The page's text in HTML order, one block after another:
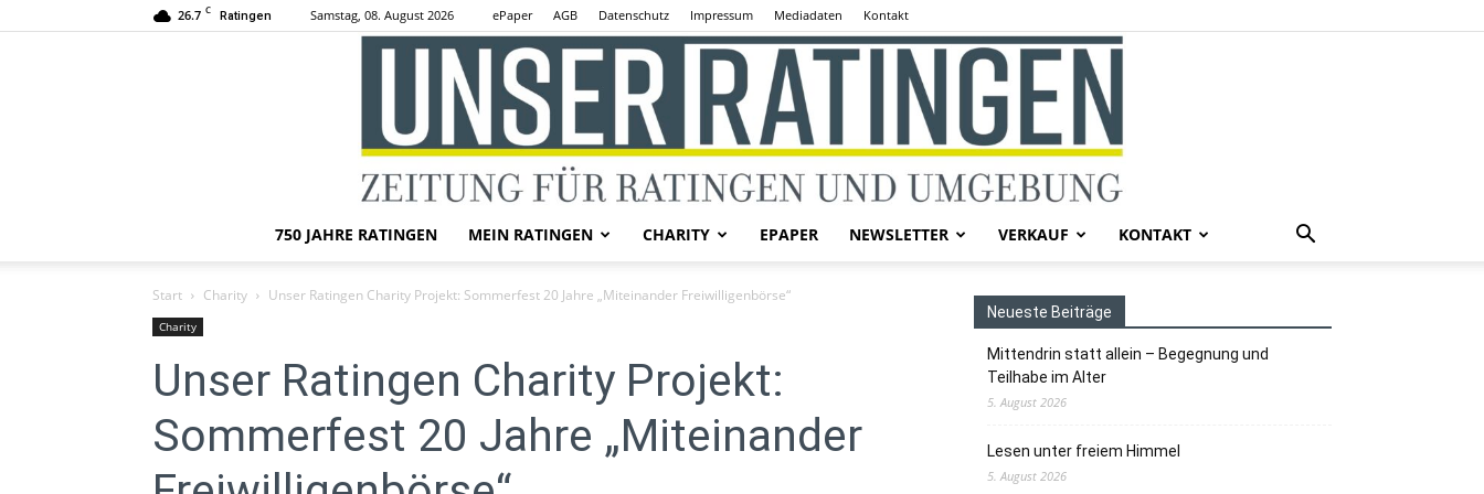
26.7 C Ratingen Samstag, 08. August 2026 ePaper AGB Datenschutz Impressum Mediadaten Kontakt
Ratingen
750 JAHRE RATINGEN MEIN RATINGEN CHARITY EPAPER NEWSLETTER VERKAUF KONTAKT
Start Charity Unser Ratingen Charity Projekt: Sommerfest 20 Jahre „Miteinander Freiwilligenbörse“
Charity
Unser Ratingen Charity Projekt:
Sommerfest 20 Jahre „Miteinander
Neueste Beiträge
Mittendrin statt allein – Begegnung und
Teilhabe im Alter
5. August 2026
Lesen unter freiem Himmel
5. August 2026